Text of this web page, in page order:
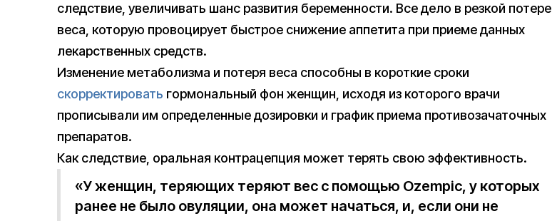
следствие, увеличивать шанс развития беременности. Все дело в резкой потере
веса, которую провоцирует быстрое снижение аппетита при приеме данных
лекарственных средств.
Изменение метаболизма и потеря веса способны в короткие сроки
скорректировать гормональный фон женщин, исходя из которого врачи
прописывали им определенные дозировки и график приема противозачаточных
препаратов.
Как следствие, оральная контрацепция может терять свою эффективность.
«У женщин, теряющих теряют вес с помощью Ozempic, у которых
ранее не было овуляции, она может начаться, и, если они не